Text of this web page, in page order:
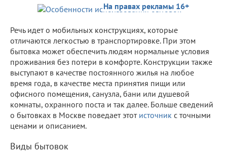
На правах рекламы 16+
Речь идет о мобильных конструкциях, которые
отличаются легкостью в транспортировке. При этом
бытовка может обеспечить людям нормальные условия
проживания без потери в комфорте. Конструкции также
выступают в качестве постоянного жилья на любое
время года, в качестве места принятия пищи или
офисного помещения, санузла, бани или душевой
комнаты, охранного поста и так далее. Больше сведений
о бытовках в Москве поведает этот источник с точными
ценами и описанием.
Виды бытовок